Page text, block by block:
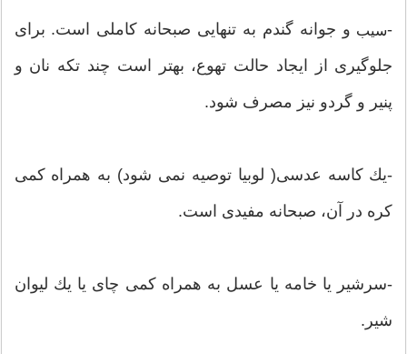
-سیب و جوانه گندم به تنهایی صبحانه كاملی است. برای
جلوگیری از ایجاد حالت تهوع، بهتر است چند تكه نان و
پنیر و گردو نیز مصرف شود.
-یك كاسه عدسی( لوبیا توصیه نمی شود) به همراه كمی
كره در آن، صبحانه مفیدی است.
-سرشیر یا خامه یا عسل به همراه كمی چای یا یك لیوان
شیر.